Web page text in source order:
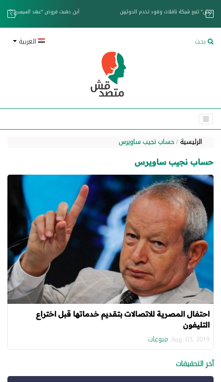
خزان عائم.. "متصدقش" تتبع شبكة ناقلات وقود تخدم الحوثيين
بحث العربية
الرئيسية حساب نجيب ساويرس
حساب نجيب ساويرس
احتفال المصرية للاتصالات بتقديم خدماتها قبل اختراع
التليفون
Aug. 03, 2019 منوعات
آخر التحقيقات